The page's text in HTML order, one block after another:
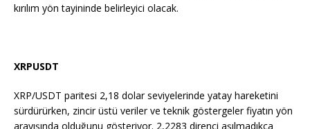
kırılım yön tayininde belirleyici olacak.
XRPUSDT
XRP/USDT paritesi 2,18 dolar seviyelerinde yatay hareketini
sürdürürken, zincir üstü veriler ve teknik göstergeler fiyatın yön
arayışında olduğunu gösteriyor. 2,2283 direnci aşılmadıkça